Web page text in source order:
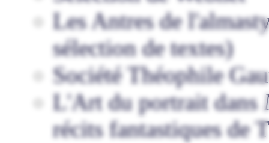
Les Antres de
sélection de textes)
Société Théophile
L'Art du portrait dans
récits fantastiques de